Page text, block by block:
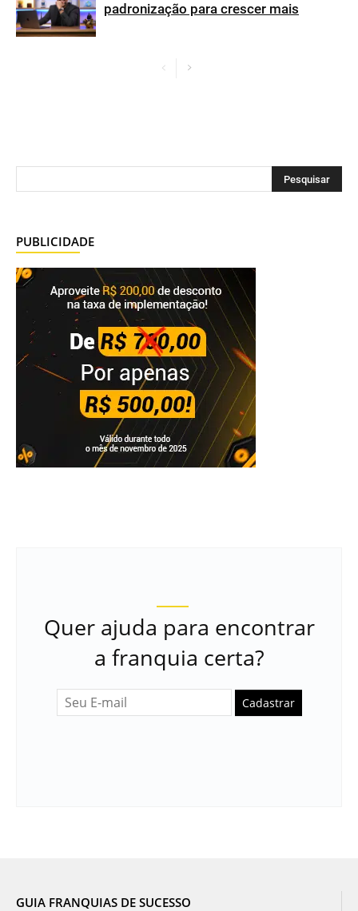
padronização para crescer mais
PUBLICIDADE
Quer ajuda para encontrar
a franquia certa?
Cadastrar
GUIA FRANQUIAS DE SUCESSO